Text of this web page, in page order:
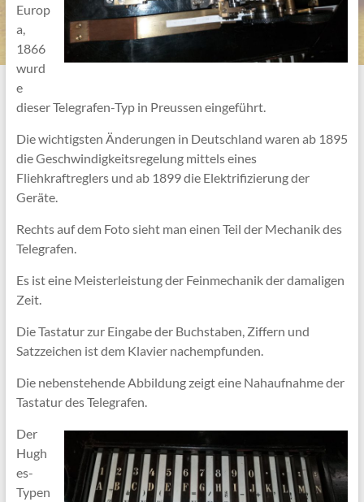
Europ
a,
1866
wurd
e
dieser Telegrafen-Typ in Preussen eingeführt.
Die wichtigsten Änderungen in Deutschland waren ab 1895
die Geschwindigkeitsregelung mittels eines
Fliehkraftreglers und ab 1899 die Elektrifizierung der
Geräte.
Rechts auf dem Foto sieht man einen Teil der Mechanik des
Telegrafen.
Es ist eine Meisterleistung der Feinmechanik der damaligen
Zeit.
Die Tastatur zur Eingabe der Buchstaben, Ziffern und
Satzzeichen ist dem Klavier nachempfunden.
Die nebenstehende Abbildung zeigt eine Nahaufnahme der
Tastatur des Telegrafen.
Der
Hugh
es-
Typen